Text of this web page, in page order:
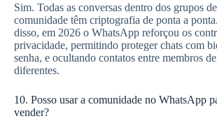
Sim. Todas as conversas dentro dos grupos
comunidade têm criptografia de ponta a
disso, em 2026 o WhatsApp reforçou os
privacidade, permitindo proteger chats com
senha, e ocultando contatos entre membros
diferentes.
10. Posso usar a comunidade no WhatsApp
vender?